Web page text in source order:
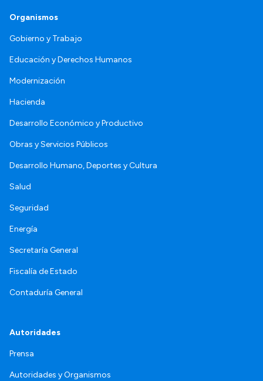
Organismos
Gobierno y Trabajo
Educación y Derechos Humanos
Modernización
Hacienda
Desarrollo Económico y Productivo
Obras y Servicios Públicos
Desarrollo Humano, Deportes y Cultura
Salud
Seguridad
Energía
Secretaría General
Fiscalía de Estado
Contaduría General
Autoridades
Prensa
Autoridades y Organismos